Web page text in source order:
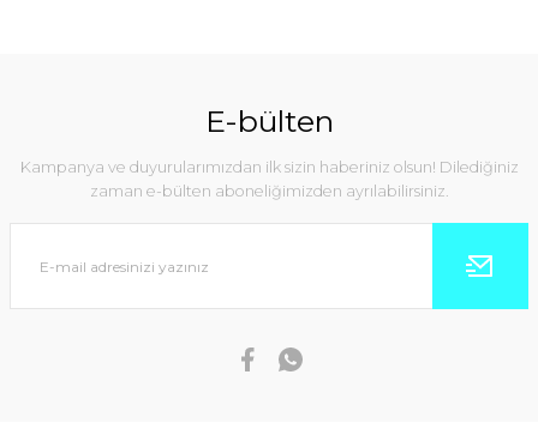
E-bülten
Kampanya ve duyurularımızdan ilk sizin haberiniz olsun! Dilediğiniz
zaman e-bülten aboneliğimizden ayrılabilirsiniz.